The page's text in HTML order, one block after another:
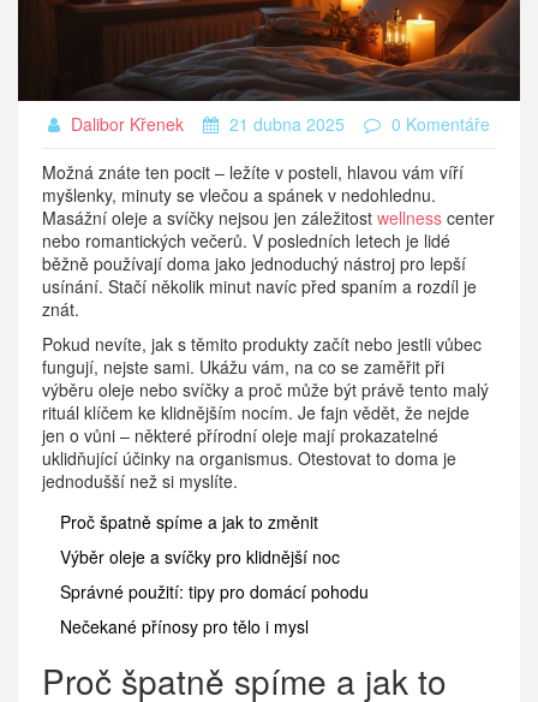
Dalibor Křenek 21 dubna 2025
0 Komentáře
Možná znáte ten pocit – ležíte v posteli, hlavou vám víří
myšlenky, minuty se vlečou a spánek v nedohlednu.
Masážní oleje a svíčky nejsou jen záležitost wellness center
nebo romantických večerů. V posledních letech je lidé
běžně používají doma jako jednoduchý nástroj pro lepší
usínání. Stačí několik minut navíc před spaním a rozdíl je
znát.
Pokud nevíte, jak s těmito produkty začít nebo jestli vůbec
fungují, nejste sami. Ukážu vám, na co se zaměřit při
výběru oleje nebo svíčky a proč může být právě tento malý
rituál klíčem ke klidnějším nocím. Je fajn vědět, že nejde
jen o vůni – některé přírodní oleje mají prokazatelné
uklidňující účinky na organismus. Otestovat to doma je
jednodušší než si myslíte.
Proč špatně spíme a jak to změnit
Výběr oleje a svíčky pro klidnější noc
Správné použití: tipy pro domácí pohodu
Nečekané přínosy pro tělo i mysl
Proč špatně spíme a jak to